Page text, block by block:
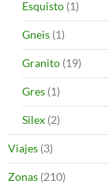
Esquisto (1)
Gneis (1)
Granito (19)
Gres (1)
Silex (2)
Viajes (3)
Zonas (210)